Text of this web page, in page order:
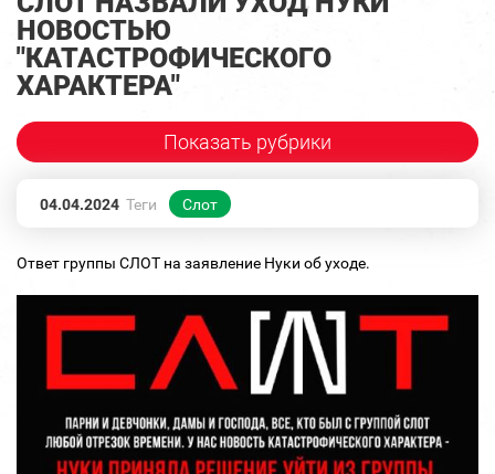
НОВОСТЬЮ
"КАТАСТРОФИЧЕСКОГО
ХАРАКТЕРА"
Показать рубрики
04.04.2024 Теги Слот
Ответ группы СЛОТ на заявление Нуки об уходе.